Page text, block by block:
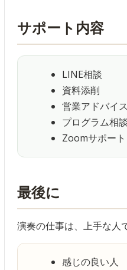
サポート内容
LINE相談
資料添削
営業アドバイス
プログラム相談
Zoomサポート
最後に
演奏の仕事は、上手な人
感じの良い人